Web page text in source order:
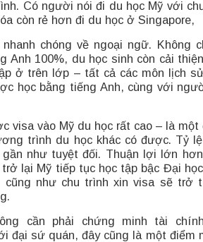
Có người nói đi du học Mỹ với
còn rẻ hơn đi du học ở Singapore,
chóng về ngoại ngữ. Không
Anh 100%, du học sinh còn cải
ở trên lớp – tất cả các môn lịch
học bằng tiếng Anh, cùng với
visa vào Mỹ du học rất cao – là một
trình du học khác có được. Tỷ
như tuyệt đối. Thuận lợi lớn
lại Mỹ tiếp tục học tập bậc Đại
cũng như chu trình xin visa sẽ trở
cần phải chứng minh tài
đại sứ quán, đây cũng là một điểm